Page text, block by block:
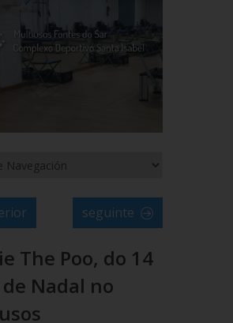
seguinte
The Poo, do 14
Nadal no